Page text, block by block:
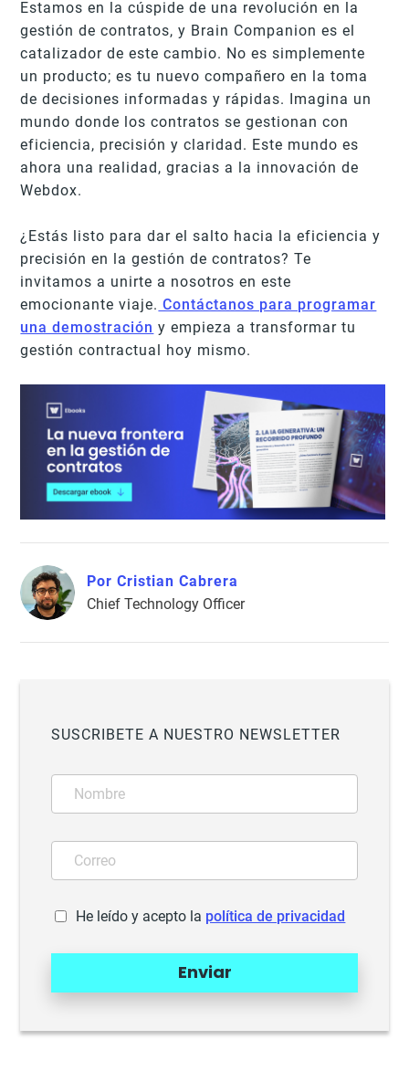
Estamos en la cúspide de una revolución en la
gestión de contratos, y Brain Companion es el
catalizador de este cambio. No es simplemente
un producto; es tu nuevo compañero en la toma
de decisiones informadas y rápidas. Imagina un
mundo donde los contratos se gestionan con
eficiencia, precisión y claridad. Este mundo es
ahora una realidad, gracias a la innovación de
Webdox.
¿Estás listo para dar el salto hacia la eficiencia y
precisión en la gestión de contratos? Te
invitamos a unirte a nosotros en este
emocionante viaje. Contáctanos para programar
una demostración y empieza a transformar tu
gestión contractual hoy mismo.
Por Cristian Cabrera
Chief Technology Officer
SUSCRIBETE A NUESTRO NEWSLETTER
He leído y acepto la política de privacidad
Enviar